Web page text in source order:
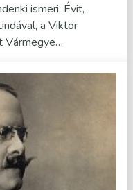
ismeri, Évit,
a Viktor
Vármegye…